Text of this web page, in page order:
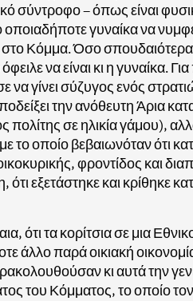
σύντροφο – όπως είναι
γυναίκα να
Κόμμα. Όσο
να είναι κι η γυναίκα.
γίνει σύζυγος ενός
την ανόθευτη Άρια
πολίτης σε ηλικία γάμου),
το οποίο βεβαιωνόταν ότι
φροντίδος και
ότι εξετάστηκε και κρίθηκε
ότι τα κορίτσια σε μια
άλλο παρά οικιακή
κι αυτά την
του Κόμματος, το οποίο